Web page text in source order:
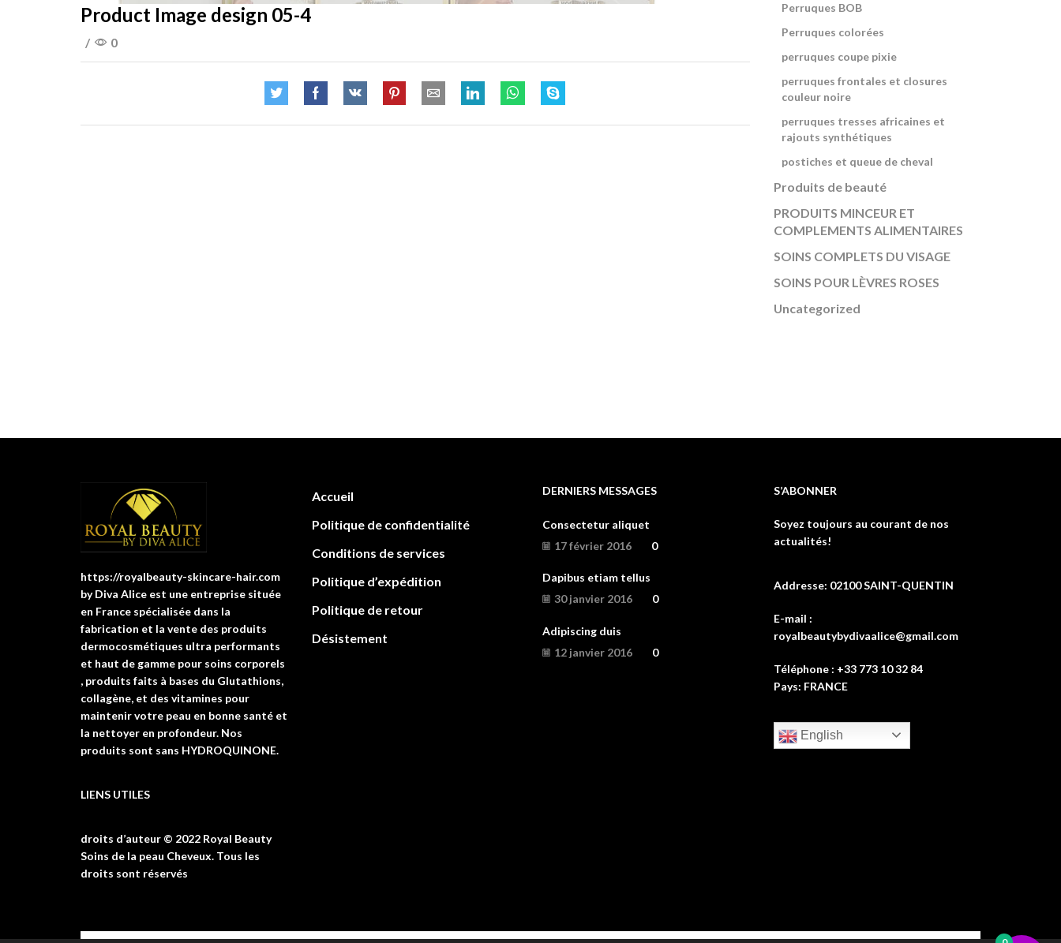
Product Image design 05-4
/ 0
Perruques BOB
Perruques colorées
perruques coupe pixie
perruques frontales et closures
couleur noire
perruques tresses africaines et
rajouts synthétiques
postiches et queue de cheval
Produits de beauté
PRODUITS MINCEUR ET
COMPLEMENTS ALIMENTAIRES
SOINS COMPLETS DU VISAGE
SOINS POUR LÈVRES ROSES
Uncategorized
https://royalbeauty-skincare-hair.com
by Diva Alice est une entreprise située
en France spécialisée dans la
fabrication et la vente des produits
dermocosmétiques ultra performants
et haut de gamme pour soins corporels
, produits faits à bases du Glutathions,
collagène, et des vitamines pour
maintenir votre peau en bonne santé et
la nettoyer en profondeur. Nos
produits sont sans HYDROQUINONE.
LIENS UTILES
droits d’auteur © 2022 Royal Beauty
Soins de la peau Cheveux. Tous les
droits sont réservés
Accueil
Politique de confidentialité
Conditions de services
Politique d’expédition
Politique de retour
Désistement
DERNIERS MESSAGES
Consectetur aliquet
17 février 2016
0
Dapibus etiam tellus
30 janvier 2016
0
Adipiscing duis
12 janvier 2016
0
S’ABONNER
Soyez toujours au courant de nos
actualités!
Addresse: 02100 SAINT-QUENTIN
E-mail :
royalbeautybydivaalice@gmail.com
Téléphone : +33 773 10 32 84
Pays: FRANCE
English